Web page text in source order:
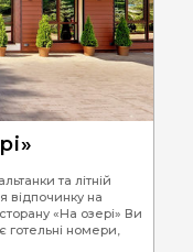
та літній
відпочинку на
«На озері» Ви
готельні номери,